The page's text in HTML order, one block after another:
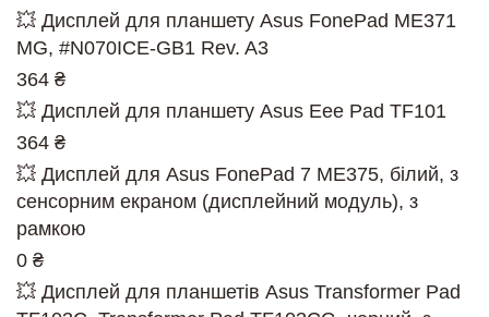
💥 Дисплей для планшету Asus FonePad ME371
MG, #N070ICE-GB1 Rev. A3
364 ₴
💥 Дисплей для планшету Asus Eee Pad TF101
364 ₴
💥 Дисплей для Asus FonePad 7 ME375, білий, з
сенсорним екраном (дисплейний модуль), з
рамкою
0 ₴
💥 Дисплей для планшетів Asus Transformer Pad